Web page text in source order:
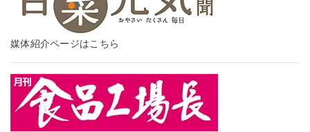
媒体紹介ページはこちら